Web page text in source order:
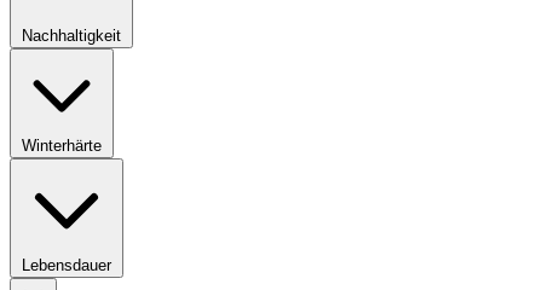
Nachhaltigkeit
Winterhärte
Lebensdauer